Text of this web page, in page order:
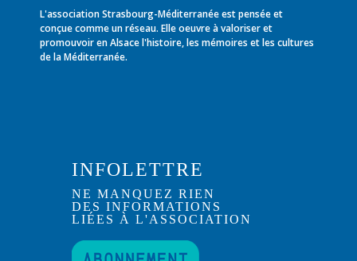
L'association Strasbourg-Méditerranée est pensée et
conçue comme un réseau. Elle oeuvre à valoriser et
promouvoir en Alsace l'histoire, les mémoires et les cultures
de la Méditerranée.
INFOLETTRE
NE MANQUEZ RIEN
DES INFORMATIONS
LIÉES À L'ASSOCIATION